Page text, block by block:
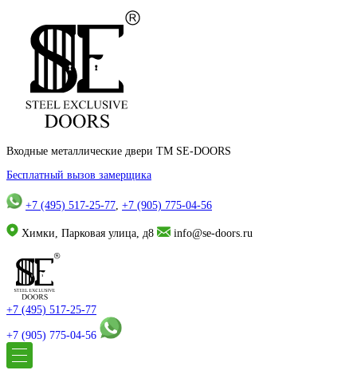
Входные металлические двери TM SE-DOORS
Бесплатный вызов замерщика
+7 (495) 517-25-77, +7 (905) 775-04-56
Химки, Парковая улица, д8 info@se-doors.ru
+7 (495) 517-25-77
+7 (905) 775-04-56